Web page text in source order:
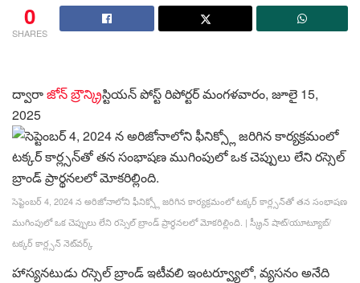
0
SHARES
ద్వారాజోన్ బ్రౌన్క్రిస్టియన్ పోస్ట్ రిపోర్టర్మంగళవారం, జూలై 15,
2025
సెప్టెంబర్ 4, 2024 న అరిజోనాలోని ఫీనిక్స్లో జరిగిన కార్యక్రమంలో టక్కర్ కార్ల్సన్‌తో తన సంభాషణ
ముగింపులో ఒక చెప్పులు లేని రస్సెల్ బ్రాండ్ ప్రార్థనలలో మోకరిల్లింది. | స్క్రీన్ షాట్/యూట్యూబ్/
టక్కర్ కార్ల్సన్ నెట్‌వర్క్
హాస్యనటుడు రస్సెల్ బ్రాండ్ ఇటీవలి ఇంటర్వ్యూలో, వ్యసనం అనేది